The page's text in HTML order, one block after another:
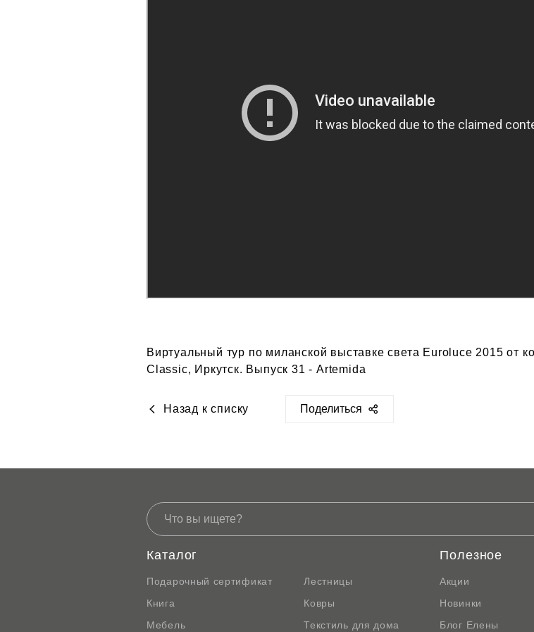
Виртуальный тур по миланской выставке света Euroluce 2015 от
Classic, Иркутск. Выпуск 31 - Artemida
Назад к списку
https://sclassic.ru/blog/video/4669/
Поделиться
Каталог
Подарочный сертификат
Книга
Мебель
Лестницы
Ковры
Текстиль для дома
Полезное
Акции
Новинки
Блог Елены